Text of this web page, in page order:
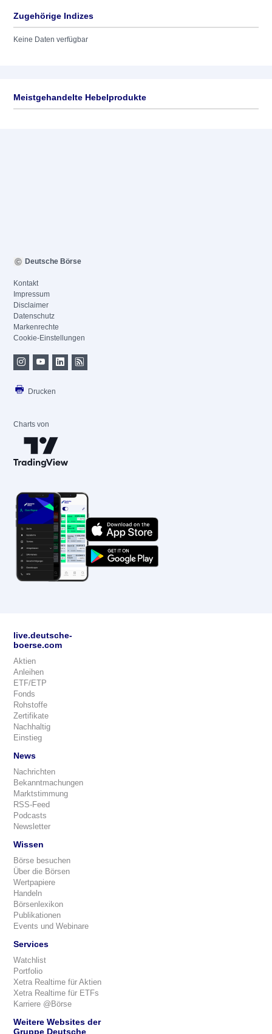
Zugehörige Indizes
Keine Daten verfügbar
Meistgehandelte Hebelprodukte
Deutsche Börse
Kontakt
Impressum
Disclaimer
Datenschutz
Markenrechte
Cookie-Einstellungen
Drucken
Charts von
live.deutsche-
boerse.com
Aktien
Anleihen
ETF/ETP
Fonds
Rohstoffe
Zertifikate
Nachhaltig
Einstieg
News
Nachrichten
Bekanntmachungen
Marktstimmung
RSS-Feed
Podcasts
Newsletter
Wissen
Börse besuchen
Über die Börsen
Wertpapiere
Handeln
Börsenlexikon
Publikationen
Events und Webinare
Services
Watchlist
Portfolio
Xetra Realtime für Aktien
Xetra Realtime für ETFs
Karriere @Börse
Weitere Websites der
Gruppe Deutsche